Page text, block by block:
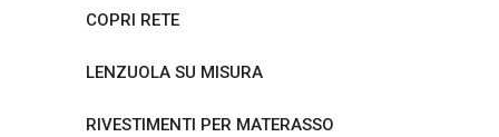
COPRI RETE
LENZUOLA SU MISURA
RIVESTIMENTI PER MATERASSO